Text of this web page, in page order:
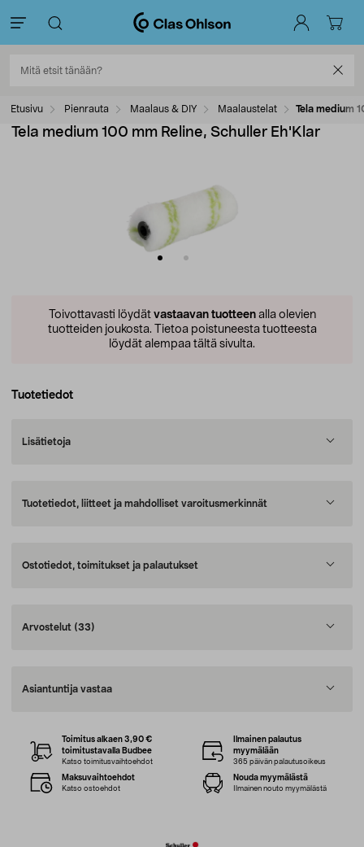
Etusivu Pienrauta Maalaus & DIY Maalaustelat Tela medium
Tela medium 100 mm Reline, Schuller Eh'Klar
Toivottavasti löydät vastaavan tuotteenalla olevien
tuotteiden joukosta. Tietoa poistuneesta tuotteesta
löydät alempaa tältä sivulta.
Tuotetiedot
Lisätietoja
Tuotetiedot, liitteet ja mahdolliset varoitusmerkinnät
Ostotiedot, toimitukset ja palautukset
Arvostelut (33)
Asiantuntija vastaa
Toimitus alkaen 3,90 €
toimitustavalla Budbee
Katso toimitusvaihtoehdot
Ilmainen palautus
myymälään
365 päivän palautusoikeus
Maksuvaihtoehdot
Katso ostoehdot
Nouda myymälästä
Ilmainen nouto myymälästä